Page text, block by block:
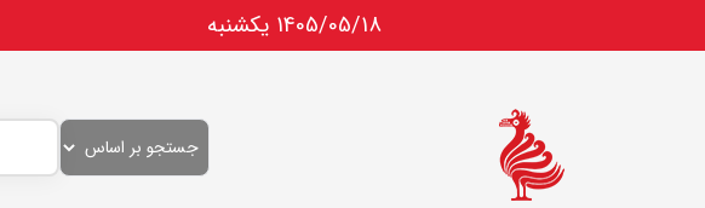
1405/05/18 يكشنبه